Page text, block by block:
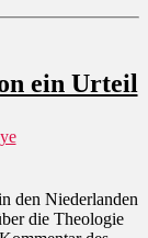
ein Urteil
den Niederlanden
die Theologie